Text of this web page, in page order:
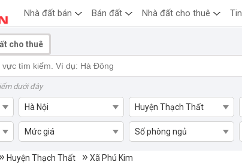
Xã Phú Kim, Huyện Thạch Thất
Huyện Thạch Thất Xã Phú Kim
cho thuê
dưới đây
Hà Nội Huyện Thạch Thất
Mức giá Số phòng ngủ
Nhà đất bán Bán đất Nhà đất cho thuê